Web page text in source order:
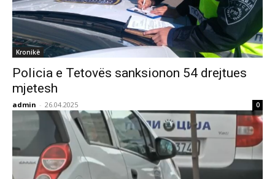
Kronikë
Policia e Tetovës sanksionon 54 drejtues
mjetesh
admin - 26.04.2025 0